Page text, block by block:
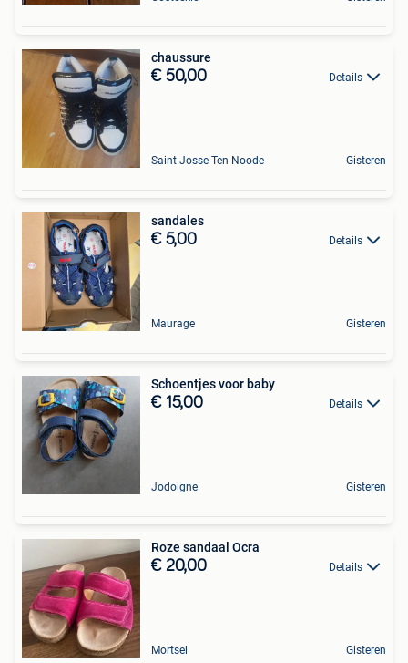
chaussure
€ 50,00 Details
Saint-Josse-Ten-Noode Gisteren
sandales
€ 5,00 Details
Maurage Gisteren
Schoentjes voor baby
€ 15,00 Details
Jodoigne Gisteren
Roze sandaal Ocra
€ 20,00 Details
Mortsel Gisteren